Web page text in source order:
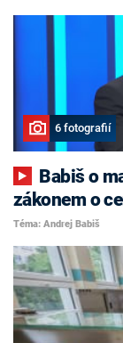
6 fotografií
zákonem o
Téma: Andrej Babiš